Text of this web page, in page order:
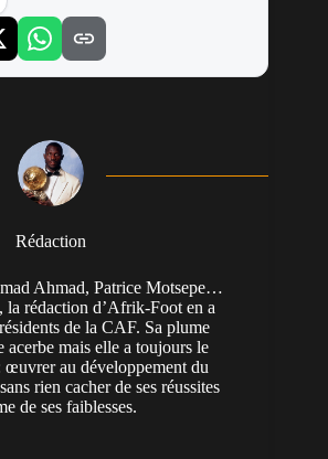
Rédaction
Ahmad, Patrice Motsepe…
la rédaction d’Afrik-Foot en a
de la CAF. Sa plume
acerbe mais elle a toujours le
œuvrer au développement du
rien cacher de ses réussites
de ses faiblesses.